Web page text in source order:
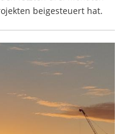
beigesteuert hat.